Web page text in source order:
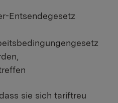
Entsendegesetz
sie sich tariftreu